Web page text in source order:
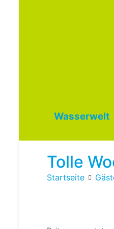
Wasserwelt
Tolle
Startseite